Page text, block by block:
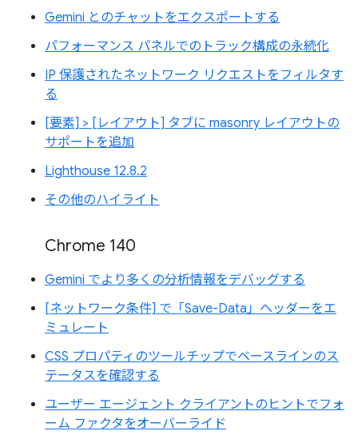
Gemini とのチャットをエクスポートする
パフォーマンス パネルでのトラック構成の永続化
IP 保護されたネットワーク リクエストをフィルタす
る
[要素] > [レイアウト] タブに masonry レイアウトの
サポートを追加
Lighthouse 12.8.2
その他のハイライト
Chrome 140
Gemini でより多くの分析情報をデバッグする
[ネットワーク条件] で「Save-Data」ヘッダーをエ
ミュレート
CSS プロパティのツールチップでベースラインのス
テータスを確認する
ユーザー エージェント クライアントのヒントでフォ
ーム ファクタをオーバーライド